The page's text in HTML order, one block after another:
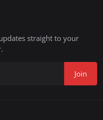
straight to your
Join